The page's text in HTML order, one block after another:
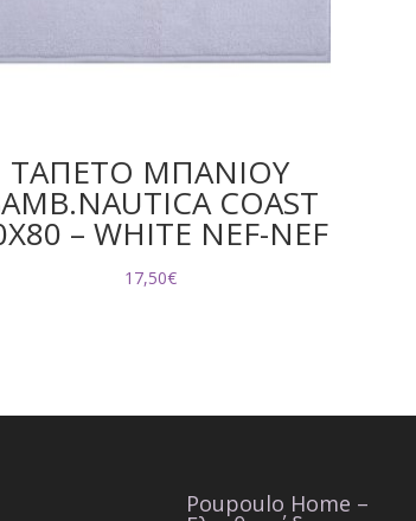
ΤΑΠΕΤΟ ΜΠΑΝΙΟΥ
COAST
– WHITE NEF-NEF
17,50€
Poupoulo Home –